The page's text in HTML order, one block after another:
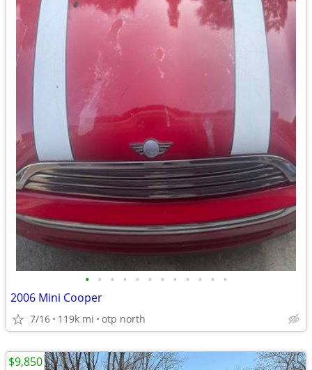
• • • • • • • • • • • •
2006 Mini Cooper
7/16 119k mi otp north
$9,850